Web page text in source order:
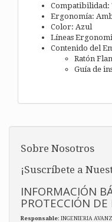
Compatibilidad:
Ergonomía:
Color: Azul
Líneas
Contenido del
Ratón
Guía de
Sobre Nosotros
¡Suscríbete a
INFORMACIÓN
PROTECCIÓN DE
Responsable: INGENIERIA